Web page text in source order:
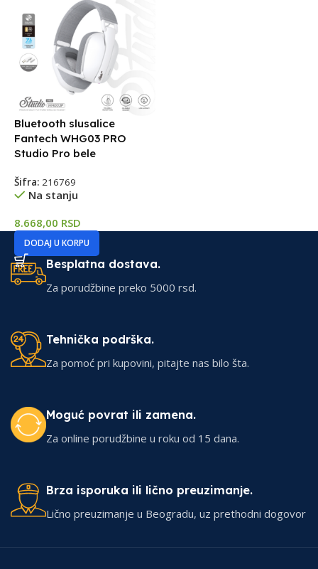
Bluetooth slusalice
Fantech WHG03 PRO
Studio Pro bele
Šifra: 216769
Na stanju
8.668,00 RSD
DODAJ U KORPU
Besplatna dostava.
Za porudžbine preko 5000 rsd.
Tehnička podrška.
Za pomoć pri kupovini, pitajte nas bilo šta.
Moguć povrat ili zamena.
Za online porudžbine u roku od 15 dana.
Brza isporuka ili lično preuzimanje.
Lično preuzimanje u Beogradu, uz prethodni dogovor